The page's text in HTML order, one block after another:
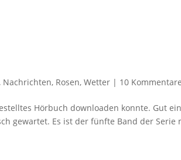
Nachrichten, Rosen,Wetter | 10 Kommentare
Hörbuch downloaden konnte. Gut ein
gewartet. Es ist der fünfte Band der Serie